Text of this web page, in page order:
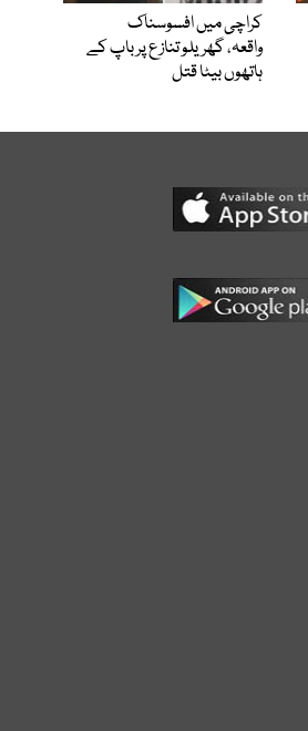
کراچی میں افسوسناک
واقعہ، گھریلو تنازع پر باپ کے
ہاتھوں بیٹا قتل